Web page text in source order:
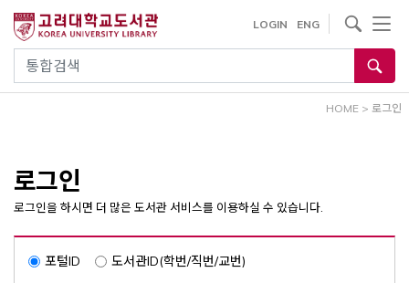
건
통합검색
LOGIN ENG
사이트내 검색
HOME > 로그인
로그인
로그인을 하시면 더 많은 도서관 서비스를 이용하실 수 있습니다.
포털ID 도서관ID(학번/직번/교번)